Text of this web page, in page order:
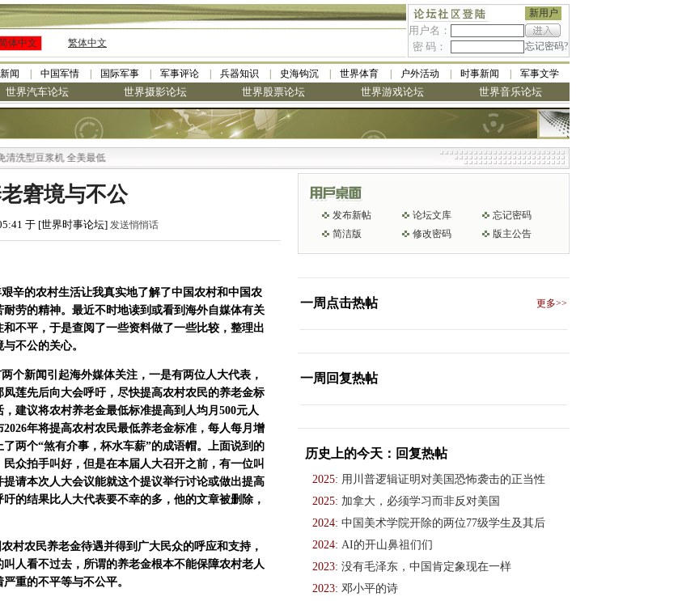
新用户
用户名：
密 码：
忘记密码?
体中文 繁体中文
闻 中国军情 国际军事 军事评论 兵器知识 史海钩沉 世界体育 户外活动 时事新闻 军事文学
世界汽车论坛 世界摄影论坛 世界股票论坛 世界游戏论坛 世界音乐论坛
浆机 全美最低
窘境与不公
于 [世界时事论坛] 发送悄悄话
辛的农村生活让我真实地了解了中国农村和中国农
劳的精神。最近不时地读到或看到海外自媒体有关
不平，于是查阅了一些资料做了一些比较，整理出
不公的关心。
个新闻引起海外媒体关注，一是有两位人大代表，
莲先后向大会呼吁，尽快提高农村农民的养老金标
建议将农村养老金最低标准提高到人均月 500元人
2026年将提高农村农民最低养老金标准，每人每月增
了两个“煞有介事，杯水车薪”的成语帽。上面说到的
众拍手叫好，但是在本届人大召开之前，有一位叫
请本次人大会议能就这个提议举行讨论或做出提高
的结果比人大代表要不幸的多，他的文章被删除，
村农民养老金待遇并得到广大民众的呼应和支持，
人看不过去，所谓的养老金根本不能保障农村老人
重的不平等与不公平。
发布新帖 论坛文库
忘记密码
简洁版
修改密码 版主公告
一周点击热帖 更多>>
一周回复热帖
历史上的今天：回复热帖
2025: 用川普逻辑证明对美国恐怖袭击的正当性
2025: 加拿大，必须学习而非反对美国
2024: 中国美术学院开除的两位77级学生及其后
2024: AI的开山鼻祖们们
2023: 没有毛泽东，中国肯定象现在一样
2023: 邓小平的诗